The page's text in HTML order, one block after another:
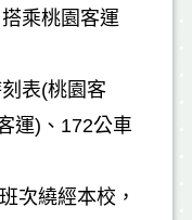
乘桃園客運
表(桃園客
運) 、 172公車
次繞經本校，